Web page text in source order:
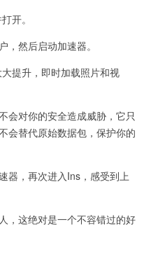
开。
然后启动加速器。
提升，即时加载照片和视
对你的安全造成威胁，它只
会替代原始数据包，保护你的
，再次进入Ins，感受到上
这绝对是一个不容错过的好